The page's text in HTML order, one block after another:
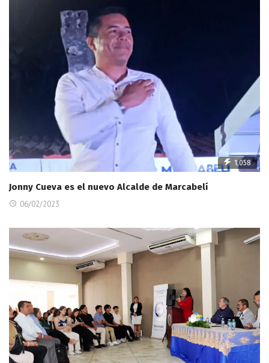
1,058
Jonny Cueva es el nuevo Alcalde de Marcabelí
06/02/2023